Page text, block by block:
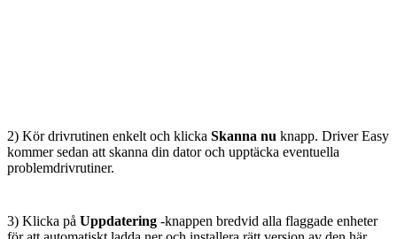
2) Kör drivrutinen enkelt och klicka Skanna nu knapp. Driver Easy
kommer sedan att skanna din dator och upptäcka eventuella
problemdrivrutiner.
3) Klicka på Uppdatering -knappen bredvid alla flaggade enheter